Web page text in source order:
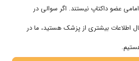
عضو داکتاپ نیستند. اگر سوالی در
اطلاعات بیشتری از پزشک هستید، ما در